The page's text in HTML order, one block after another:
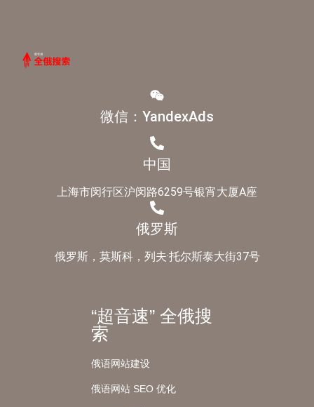
微信：YandexAds
中国
上海市闵行区沪闵路6259号银宵大厦A座
俄罗斯
俄罗斯，莫斯科，列夫·托尔斯泰大街37号
“超音速” 全俄搜
索
俄语网站建设
俄语网站 SEO 优化